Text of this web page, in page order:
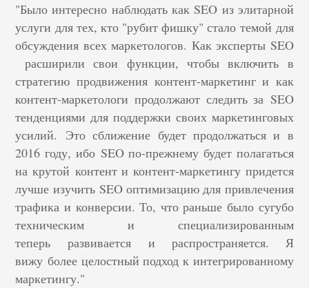
"Было интересно наблюдать как SEO из элитарной
услуги для тех, кто "рубит фишку" стало темой для
обсуждения всех маркетологов. Как эксперты SEO
расширили свои функции, чтобы включить в
стратегию продвижения контент-маркетинг и как
контент-маркетологи продолжают следить за SEO
тенденциями для поддержки своих маркетинговых
усилий. Это сближение будет продолжаться и в
2016 году, ибо SEO по-прежнему будет полагаться
на крутой контент и контент-маркетингу придется
лучше изучить SEO оптимизацию для привлечения
трафика и конверсии. То, что раньше было сугубо
техническим и специализированным
теперь развивается и распространяется. Я
вижу более целостный подход к интегрированному
маркетингу."